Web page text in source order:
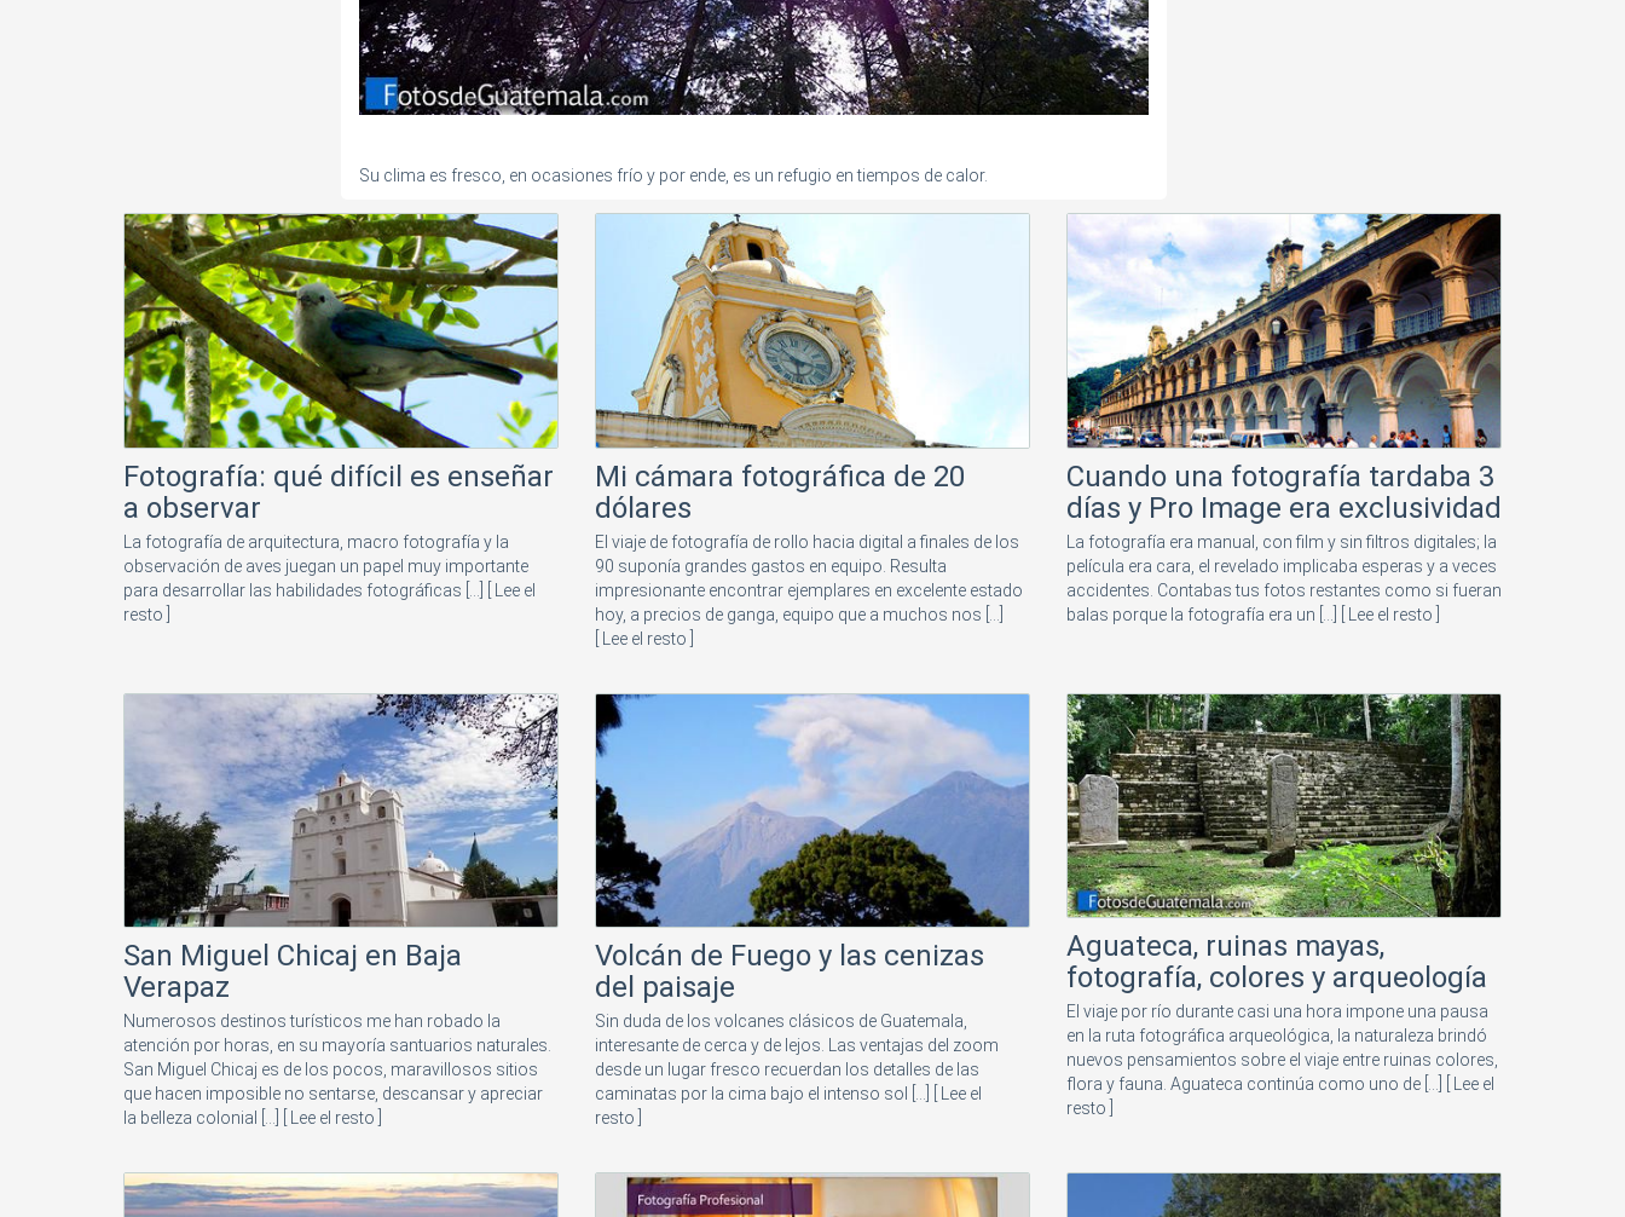
Su clima es fresco, en ocasiones frío y por ende, es un refugio en tiempos de calor.
Fotografía: qué difícil es enseñar
a observar
La fotografía de arquitectura, macro fotografía y la
observación de aves juegan un papel muy importante
para desarrollar las habilidades fotográficas [...]
[ Lee el
resto ]
Mi cámara fotográfica de 20
dólares
El viaje de fotografía de rollo hacia digital a finales de los
90 suponía grandes gastos en equipo. Resulta
impresionante encontrar ejemplares en excelente estado
hoy, a precios de ganga, equipo que a muchos nos [...]
[ Lee el resto ]
Cuando una fotografía tardaba 3
días y Pro Image era exclusividad
La fotografía era manual, con film y sin filtros digitales; la
película era cara, el revelado implicaba esperas y a veces
accidentes. Contabas tus fotos restantes como si fueran
balas porque la fotografía era un [...]
[ Lee el resto ]
San Miguel Chicaj en Baja
Verapaz
Numerosos destinos turísticos me han robado la
atención por horas, en su mayoría santuarios naturales.
San Miguel Chicaj es de los pocos, maravillosos sitios
que hacen imposible no sentarse, descansar y apreciar
la belleza colonial [...]
[ Lee el resto ]
Volcán de Fuego y las cenizas
del paisaje
Sin duda de los volcanes clásicos de Guatemala,
interesante de cerca y de lejos. Las ventajas del zoom
desde un lugar fresco recuerdan los detalles de las
caminatas por la cima bajo el intenso sol [...]
[ Lee el
resto ]
Aguateca, ruinas mayas,
fotografía, colores y arqueología
El viaje por río durante casi una hora impone una pausa
en la ruta fotográfica arqueológica, la naturaleza brindó
nuevos pensamientos sobre el viaje entre ruinas colores,
flora y fauna. Aguateca continúa como uno de [...]
[ Lee el
resto ]